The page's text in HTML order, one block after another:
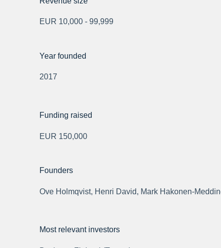
EUR 10,000 - 99,999
Year founded
2017
Funding raised
EUR 150,000
Founders
Ove Holmqvist, Henri David, Mark Hakonen-
Most relevant investors